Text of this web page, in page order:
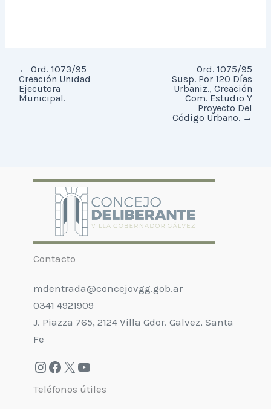
← Ord. 1073/95
Creación Unidad
Ejecutora
Municipal.
Ord. 1075/95
Susp. Por 120 Días
Urbaniz., Creación
Com. Estudio Y
Proyecto Del
Código Urbano. →
Contacto
mdentrada@concejovgg.gob.ar
0341 4921909
J. Piazza 765, 2124 Villa Gdor. Galvez, Santa
Fe
Teléfonos útiles